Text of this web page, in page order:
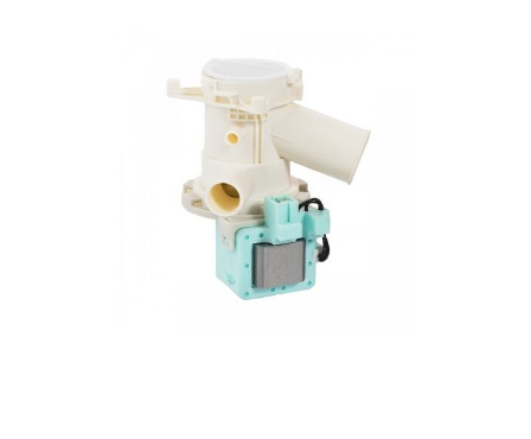
Elektrikli Süpürge
Fan
Fırın, Ocak ve Aspiratör
Kireç Önleme Ve Temizlik